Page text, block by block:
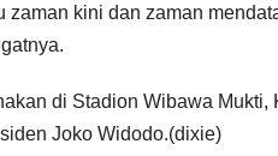
kini dan zaman
di Stadion Wibawa Mukti,
Joko Widodo.(dixie)